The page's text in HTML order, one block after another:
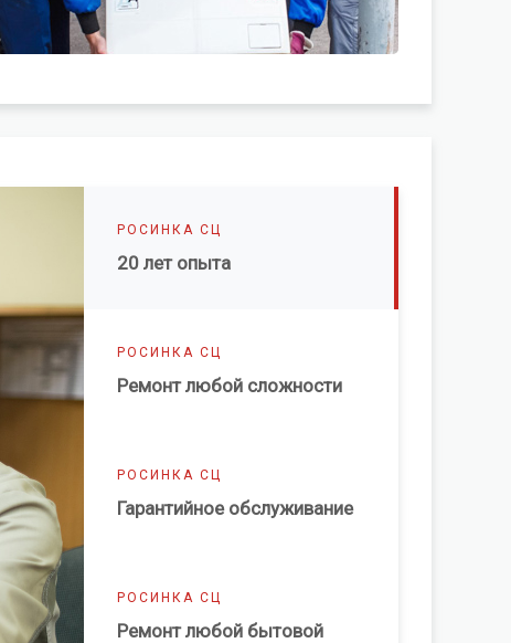
РОСИНКА СЦ
20 лет опыта
РОСИНКА СЦ
Ремонт любой сложности
РОСИНКА СЦ
Гарантийное обслуживание
РОСИНКА СЦ
Ремонт любой бытовой